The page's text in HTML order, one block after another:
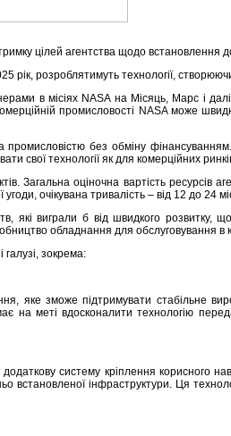
цілей агентства щодо
рік, розроблятимуть технології,
в місіях NASA на Місяць, Марс і
промисловості NASA може
промисловістю без обміну
технології як для комерційних
Загальна оціночна вартість ресурсів
очікувана тривалість – від 12 до 24
які виграли б від швидкого
обладнання для обслуговування в
галузі, зокрема:
яке зможе підтримувати стабільне
на меті вдосконалити технологію
систему кріплення корисного
встановленої інфраструктури. Ця